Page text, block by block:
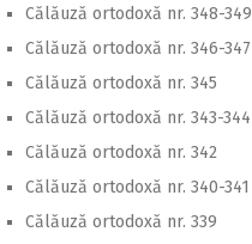
Călăuză ortodoxă nr. 348-349
Călăuză ortodoxă nr. 346-347
Călăuză ortodoxă nr. 345
Călăuză ortodoxă nr. 343-344
Călăuză ortodoxă nr. 342
Călăuză ortodoxă nr. 340-341
Călăuză ortodoxă nr. 339